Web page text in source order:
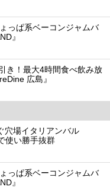
っぱ系ベーコンジャムバ
』
き！最大4時間食べ飲み放
広島』
穴場イタリアンバル
使い勝手抜群
っぱ系ベーコンジャムバ
』